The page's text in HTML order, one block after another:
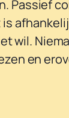
Passief
wil.
en